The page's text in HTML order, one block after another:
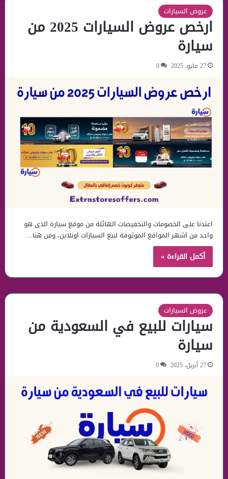
عروض السيارات
ارخص عروض السيارات 2025 من
سيارة
27 مايو، 2025 0
اعتدنا على الخصومات والتخفيضات الهائلة من موقع سيارة الذى هو
واحد من اشهر المواقع الموثوقة لبيع السيارات اونلاين، ومن هنا…
أكمل القراءة »
عروض السيارات
سيارات للبيع في السعودية من
سيارة
27 أبريل، 2025 0